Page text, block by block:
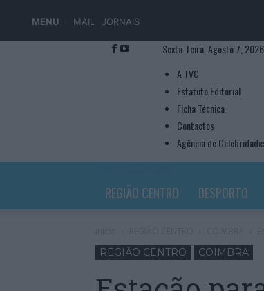
MENU MAIL JORNAIS
Sexta-feira, Agosto 7, 2026
A TVC
Estatuto Editorial
Ficha Técnica
Contactos
Agência de
REGIÃO CENTRO DESPORTO
REGIÃO CENTRO COIMBRA